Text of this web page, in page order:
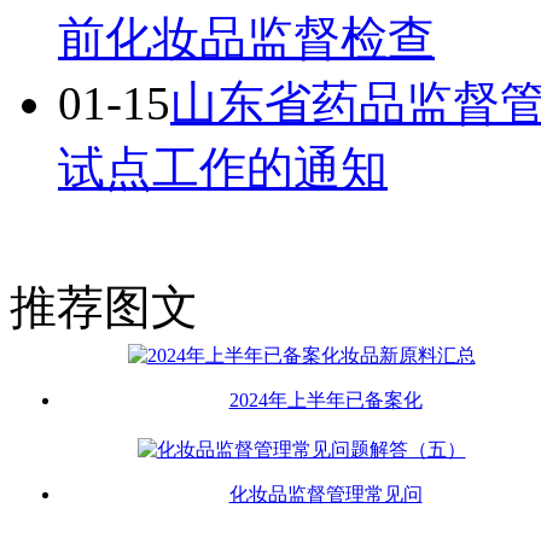
前化妆品监督检查
01-15山东省药品监督
试点工作的通知
推荐图文
2024年上半年已备案化
化妆品监督管理常见问